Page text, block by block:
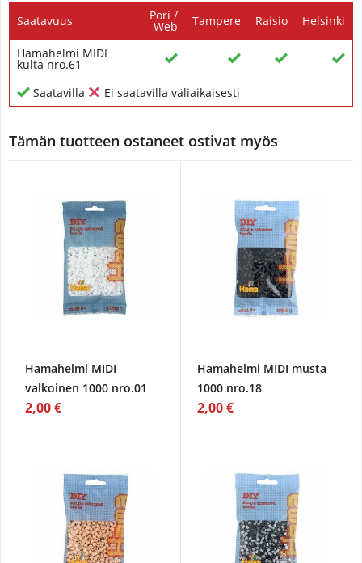
Saatavuus Pori /
Web Tampere Raisio Helsinki
Hamahelmi MIDI
kulta nro.61
Saatavilla
Ei saatavilla väliaikaisesti
Tämän tuotteen ostaneet ostivat myös
Hamahelmi MIDI
valkoinen 1000 nro.01
2,00 €
Hamahelmi MIDI musta
1000 nro.18
2,00 €